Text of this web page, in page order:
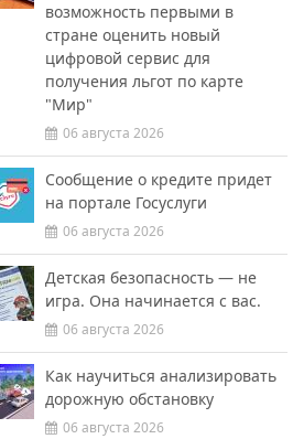
возможность первыми в
стране оценить новый
цифровой сервис для
получения льгот по карте
"Мир"
06 августа 2026
Сообщение о кредите придет
на портале Госуслуги
06 августа 2026
Детская безопасность — не
игра. Она начинается с вас.
06 августа 2026
Как научиться анализировать
дорожную обстановку
06 августа 2026